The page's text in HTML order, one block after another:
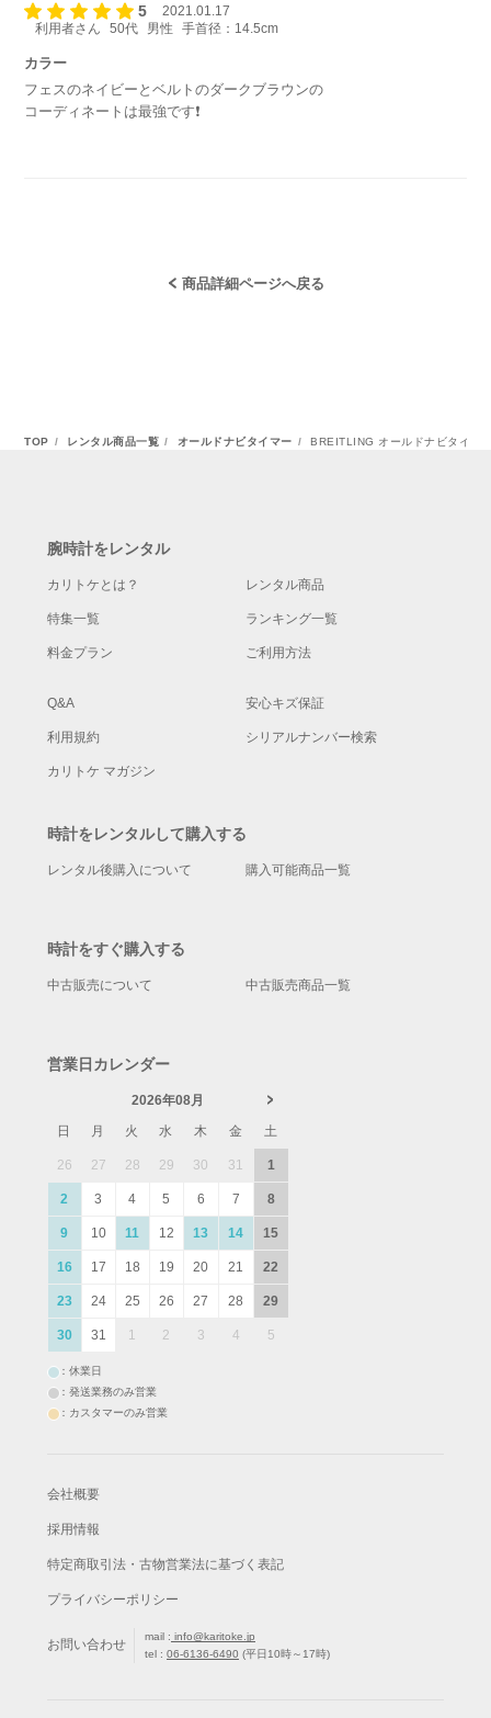
5
2021.01.17
利用者さん
50代 男性 手首径：14.5cm
カラー
フェスのネイビーとベルトのダークブラウンの
コーディネートは最強です❗
商品詳細ページへ戻る
TOP レンタル商品一覧 オールドナビタイマー BREITLING オールドナビタイマ
腕時計をレンタル
カリトケとは？ レンタル商品
特集一覧 ランキング一覧
料金プラン ご利用方法
Q&A 安心キズ保証
利用規約 シリアルナンバー検索
カリトケ マガジン
時計をレンタルして購入する
レンタル後購入について 購入可能商品一覧
時計をすぐ購入する
中古販売について 中古販売商品一覧
営業日カレンダー
2026年08月
日
月 火 水 木 金 土
26 27 28 29 30 31 1
2 3 4 5 6 7 8
9 10 11 12 13 14 15
16 17 18 19 20 21 22
23 24 25 26 27 28 29
30 31 1 2 3 4 5
：休業日
：発送業務のみ営業
：カスタマーのみ営業
会社概要
採用情報
特定商取引法・古物営業法に基づく表記
プライバシーポリシー
お問い合わせ
mail : info@karitoke.jp
tel : 06-6136-6490 (平日10時～17時)